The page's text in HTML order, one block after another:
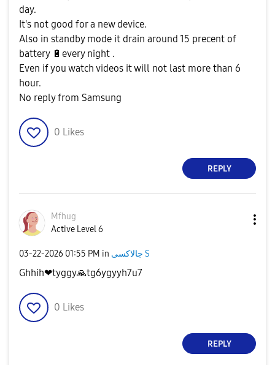
day.
It's not good for a new device.
Also in standby mode it drain around 15 precent of
battery 🔋 every night .
Even if you watch videos it will not last more than 6
hour.
No reply from Samsung
0 Likes
REPLY
Mfhug
Active Level 6
‎03-22-2026 01:55 PM in جالاكسى S
Ghhih❤tyggy🙏tg6ygyyh7u7
0 Likes
REPLY